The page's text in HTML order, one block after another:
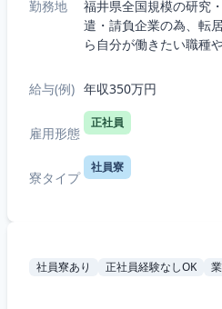
勤務地
福井県全国規模の研究
遣・請負企業の為、転
ら自分が働きたい職種
R&D（化学生物系）・7
給与(例) 年収350万円
雇用形態
正社員
寮タイプ
社員寮
社員寮あり 正社員経験なしOK